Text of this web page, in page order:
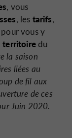
, vous
, les tarifs,
pour vous y
territoiredu
la saison
liées au
de fil aux
de ces
Juin 2020.